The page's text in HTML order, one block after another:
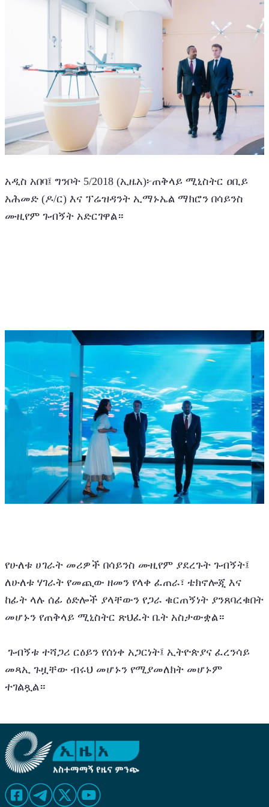
አዲስ አበባ፤ ግንቦት 5/2018 (ኢዜአ)፦‎ጠቅላይ ሚኒስትር ዐቢይ
አሕመድ (ዶ/ር) እና ፕሬዝዳንት ኢማኑኤል ማክሮን በሳይንስ
ሙዚየም ጉብኝት አድርገዋል።
‎የሁለቱ ሀገራት መሪዎች በሳይንስ ሙዚየም ያደረጉት ጉብኝት፤
ለሁለቱ ሃገራት የመጪው ዘመን የላቀ ፈጠራ፣ ቴክኖሎጂ እና
ከፊት ላሉ ሰፊ ዕድሎች ያላቸውን የጋራ ቁርጠኝነት ያንጸባረቁበት
መሆኑን የጠቅላይ ሚኒስትር ጽህፈት ቤት አስታውቋል።
መጻኢ ጉዟቸው ብሩህ መሆኑን የሚያመለክት መሆኑም
ተገልጿል።